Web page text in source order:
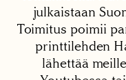
julkaistaan
Toimitus poimii
printtilehden
lähettää